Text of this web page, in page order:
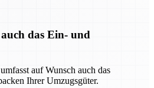
das Ein- und
auf Wunsch auch das
Ihrer Umzugsgüter.